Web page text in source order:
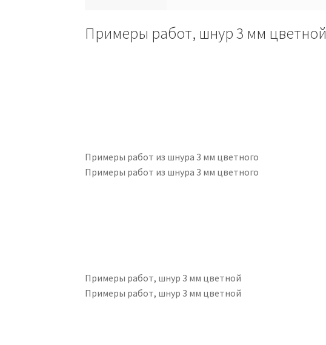
Примеры работ, шнур 3 мм цветной
Примеры работ из шнура 3 мм цветного
Примеры работ из шнура 3 мм цветного
Примеры работ, шнур 3 мм цветной
Примеры работ, шнур 3 мм цветной